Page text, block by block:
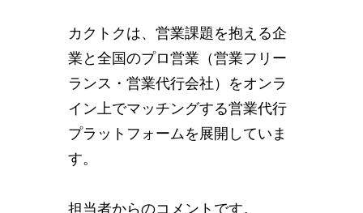
カクトクは、営業課題を抱える企
業と全国のプロ営業（営業フリー
ランス・営業代行会社）をオンラ
イン上でマッチングする営業代行
プラットフォームを展開していま
す。
担当者からのコメントです。